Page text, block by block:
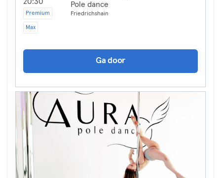
Premium
Max
Pole dance
Friedrichshain
Ga door